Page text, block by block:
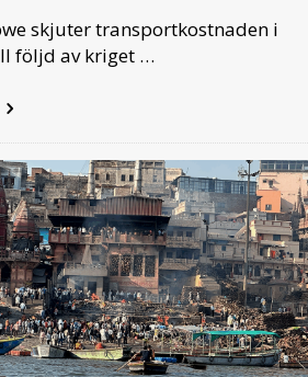
skjuter transportkostnaden i
följd av kriget …